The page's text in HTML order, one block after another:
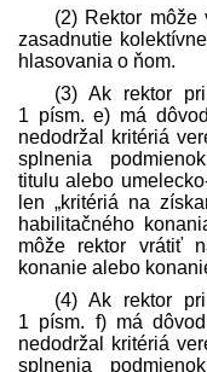
(2) Rektor
zasadnutie
hlasovania o ňom.
(3) Ak rektor
1 písm. e) má
nedodržal kritériá
splnenia
titulu alebo
len „kritériá na
habilitačného
môže rektor vrátiť
konanie alebo
(4) Ak rektor
1 písm. f) má
nedodržal kritériá
splnenia